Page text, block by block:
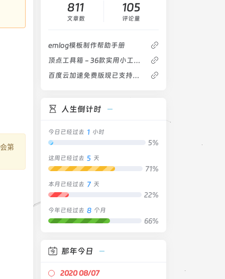
第
811
文章数
105
评论量
emlog模板制作帮助手册
顶点工具箱 - 36款实用小工具软件的合集
百度云加速免费版现已支持SSL(HTTPS)
人生倒计时
今日已经过去 1 小时
5%
这周已经过去 5 天
71%
本月已经过去 7 天
22%
今年已经过去 8 个月
66%
那年今日
2020 08/07